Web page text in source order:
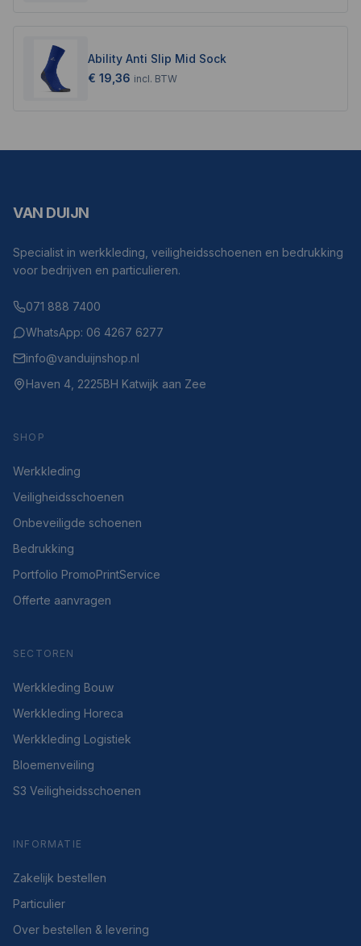
Ability Anti Slip Mid Sock
€ 19,36 incl. BTW
VAN DUIJN
Specialist in werkkleding, veiligheidsschoenen en bedrukking
voor bedrijven en particulieren.
071 888 7400
WhatsApp: 06 4267 6277
info@vanduijnshop.nl
Haven 4, 2225BH Katwijk aan Zee
SHOP
Werkkleding
Veiligheidsschoenen
Onbeveiligde schoenen
Bedrukking
Portfolio PromoPrintService
Offerte aanvragen
SECTOREN
Werkkleding Bouw
Werkkleding Horeca
Werkkleding Logistiek
Bloemenveiling
S3 Veiligheidsschoenen
INFORMATIE
Zakelijk bestellen
Particulier
Over bestellen & levering